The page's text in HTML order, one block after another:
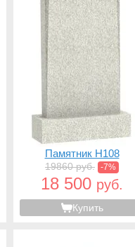
Памятник H108
19860 руб. -7%
18 500 руб.
Купить